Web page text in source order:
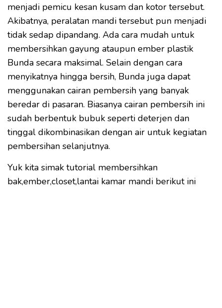
menjadi pemicu kesan kusam dan kotor tersebut.
Akibatnya, peralatan mandi tersebut pun menjadi
tidak sedap dipandang. Ada cara mudah untuk
membersihkan gayung ataupun ember plastik
Bunda secara maksimal. Selain dengan cara
menyikatnya hingga bersih, Bunda juga dapat
menggunakan cairan pembersih yang banyak
beredar di pasaran. Biasanya cairan pembersih ini
sudah berbentuk bubuk seperti deterjen dan
tinggal dikombinasikan dengan air untuk kegiatan
pembersihan selanjutnya.
Yuk kita simak tutorial membersihkan
bak,ember,closet,lantai kamar mandi berikut ini